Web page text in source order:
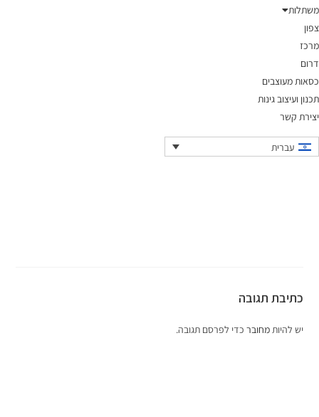
משתלות
צפון
מרכז
דרום
כסאות מעוצבים
תכנון ועיצוב גינות
יצירת קשר
עברית
כתיבת תגובה
יש להיותמחובר כדי לפרסם תגובה.